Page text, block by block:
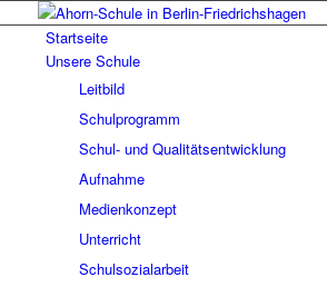
Startseite
Unsere Schule
Leitbild
Schulprogramm
Schul- und Qualitätsentwicklung
Aufnahme
Medienkonzept
Unterricht
Schulsozialarbeit